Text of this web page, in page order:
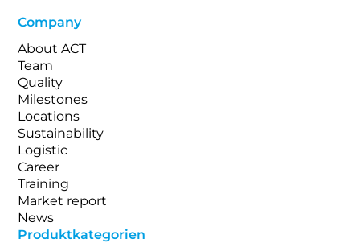
Company
About ACT
Team
Quality
Milestones
Locations
Sustainability
Logistic
Career
Training
Market report
News
Produktkategorien